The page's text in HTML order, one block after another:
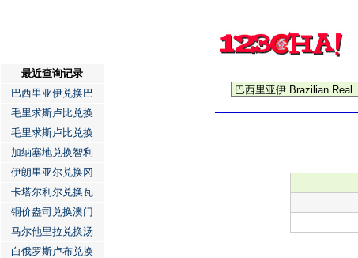
最近查询记录
巴西里亚伊兑换巴
毛里求斯卢比兑换
毛里求斯卢比兑换
加纳塞地兑换智利
伊朗里亚尔兑换冈
卡塔尔利尔兑换瓦
铜价盎司兑换澳门
马尔他里拉兑换汤
白俄罗斯卢布兑换